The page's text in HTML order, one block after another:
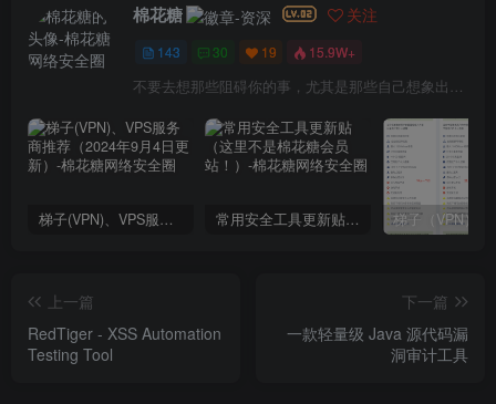
棉花糖 关注
143 30 19 15.9W+
不要去想那些阻碍你的事，尤其是那些自己想象出来的事
梯子(VPN)、VPS服务商推荐（2024年9月4日更新） 常用安全工具更新贴（这里不是棉花糖会员站！）
上一篇
RedTiger - XSS Automation
Testing Tool
下一篇
一款轻量级 Java 源代码漏
洞审计工具